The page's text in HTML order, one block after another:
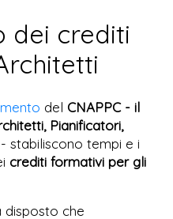
dei crediti
del CNAPPC - il
Pianificatori,
- stabiliscono tempi e i
crediti formativi per gli
disposto che